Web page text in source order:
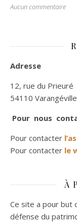
Aucun commentaire
Adresse
12, rue du Prieuré
54110 Varangéville
Pour nous
Pour contacter
Pour contacter le
À
Ce site a pour but
défense du